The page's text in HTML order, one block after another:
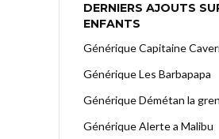
DERNIERS AJOUTS
ENFANTS
Générique Capitaine
Générique Les Barbapapa
Générique Démétan la
Générique Alerte a Malibu